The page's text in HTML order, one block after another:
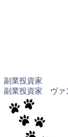
副業投資家
副業投資家 ヴァ